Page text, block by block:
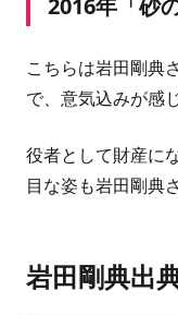
2016年「砂
こちらは岩田剛典
で、意気込みが感
役者として財産に
目な姿も岩田剛典
岩田剛典出